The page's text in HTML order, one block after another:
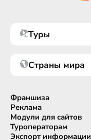
Туры
Страны мира
Франшиза
Реклама
Модули для сайтов
Туроператорам
Экспорт информации